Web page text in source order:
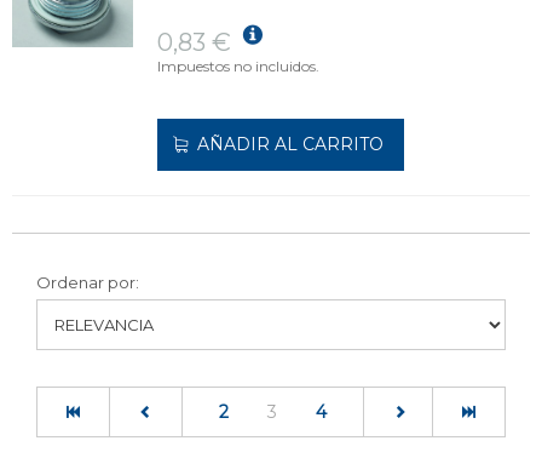
0,83 €
Impuestos no incluidos.
AÑADIR AL CARRITO
Ordenar por:
2 3 (current)
4